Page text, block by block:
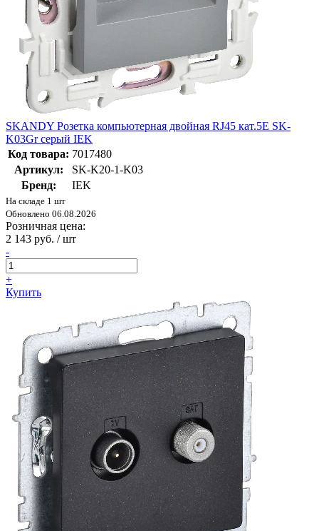
SKANDY Розетка компьютерная двойная RJ45 кат.5E SK-
K03Gr серый IEK
Код товара: 7017480
Артикул:
SK-K20-1-K03
Бренд:
IEK
На складе 1 шт
Обновлено 06.08.2026
Розничная цена:
2 143 руб. / шт
-
+
Купить